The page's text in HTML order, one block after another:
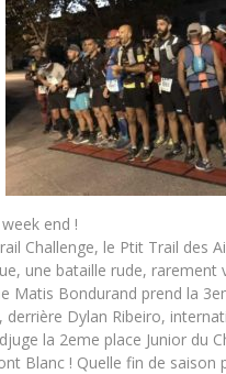
end !
Challenge, le Ptit Trail des
une bataille rude, rarement
Matis Bondurand prend la
derrière Dylan Ribeiro,
la 2eme place Junior
Blanc ! Quelle fin de saison